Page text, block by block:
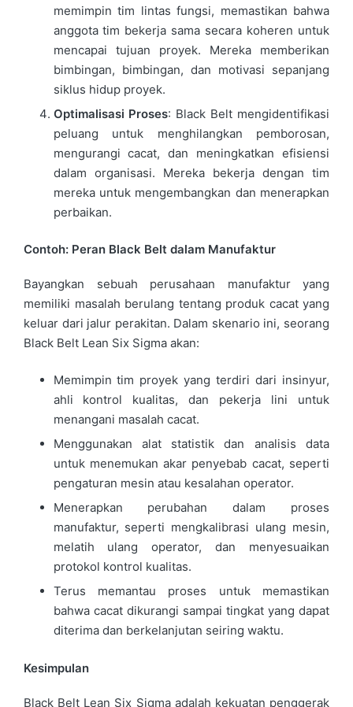
memimpin tim lintas fungsi, memastikan bahwa
anggota tim bekerja sama secara koheren untuk
mencapai tujuan proyek. Mereka memberikan
bimbingan, bimbingan, dan motivasi sepanjang
siklus hidup proyek.
Optimalisasi Proses: Black Belt mengidentifikasi
peluang untuk menghilangkan pemborosan,
mengurangi cacat, dan meningkatkan efisiensi
dalam organisasi. Mereka bekerja dengan tim
mereka untuk mengembangkan dan menerapkan
perbaikan.
Contoh: Peran Black Belt dalam Manufaktur
Bayangkan sebuah perusahaan manufaktur yang
memiliki masalah berulang tentang produk cacat yang
keluar dari jalur perakitan. Dalam skenario ini, seorang
Black Belt Lean Six Sigma akan:
Memimpin tim proyek yang terdiri dari insinyur,
ahli kontrol kualitas, dan pekerja lini untuk
menangani masalah cacat.
Menggunakan alat statistik dan analisis data
untuk menemukan akar penyebab cacat, seperti
pengaturan mesin atau kesalahan operator.
Menerapkan perubahan dalam proses
manufaktur, seperti mengkalibrasi ulang mesin,
melatih ulang operator, dan menyesuaikan
protokol kontrol kualitas.
Terus memantau proses untuk memastikan
bahwa cacat dikurangi sampai tingkat yang dapat
diterima dan berkelanjutan seiring waktu.
Kesimpulan
Black Belt Lean Six Sigma adalah kekuatan penggerak